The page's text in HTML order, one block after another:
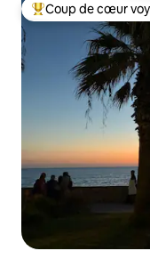
Coup de cœur
Coup de cœur